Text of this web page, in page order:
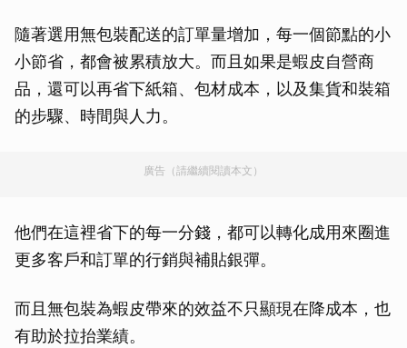
隨著選用無包裝配送的訂單量增加，每一個節點的小
小節省，都會被累積放大。而且如果是蝦皮自營商
品，還可以再省下紙箱、包材成本，以及集貨和裝箱
的步驟、時間與人力。
廣告（請繼續閱讀本文）
他們在這裡省下的每一分錢，都可以轉化成用來圈進
更多客戶和訂單的行銷與補貼銀彈。
而且無包裝為蝦皮帶來的效益不只顯現在降成本，也
有助於拉抬業績。